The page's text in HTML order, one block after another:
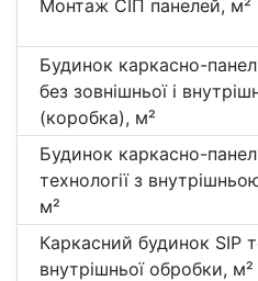
Монтаж СІП панелей, м²
Будинок каркасно-
без зовнішньої і
(коробка), м²
Будинок каркасно-
технології з
м²
Каркасний будинок SIP
внутрішньої обробки, м²